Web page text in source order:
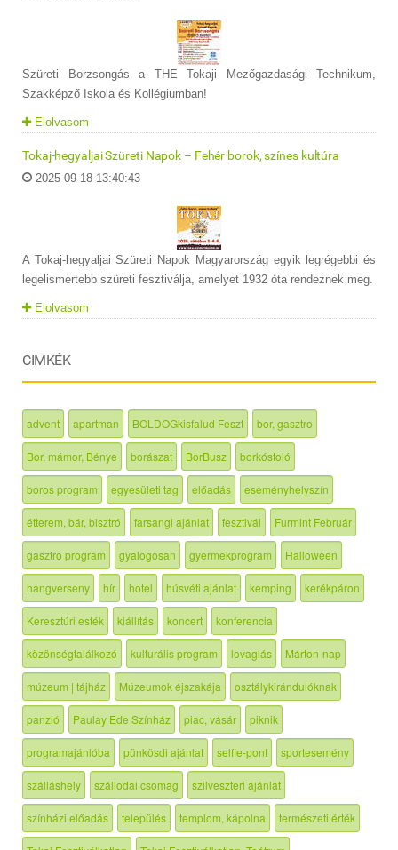
Szüreti Borzsongás a THE Tokaji Mezőgazdasági Technikum,
Szakképző Iskola és Kollégiumban!
Elolvasom
Tokaj-hegyaljai Szüreti Napok – Fehér borok, színes kultúra
2025-09-18 13:40:43
A Tokaj-hegyaljai Szüreti Napok Magyarország egyik legrégebbi és
legelismertebb szüreti fesztiválja, amelyet 1932 óta rendeznek meg.
Elolvasom
CIMKÉK
advent apartman BOLDOGkisfalud Feszt bor, gasztro
Bor, mámor, Bénye borászat BorBusz borkóstoló
boros program egyesületi tag előadás eseményhelyszín
étterem, bár, bisztró farsangi ajánlat fesztivál Furmint Február
gasztro program gyalogosan gyermekprogram Halloween
hangverseny hír hotel húsvéti ajánlat kemping kerékpáron
Keresztúri esték kiállítás koncert konferencia
közönségtalálkozó kulturális program lovaglás Márton-nap
múzeum | tájház Múzeumok éjszakája osztálykirándulóknak
panzió Paulay Ede Színház piac, vásár piknik
programajánlóba pünkösdi ajánlat selfie-pont sportesemény
szálláshely szállodai csomag szilveszteri ajánlat
színházi előadás település templom, kápolna természeti érték